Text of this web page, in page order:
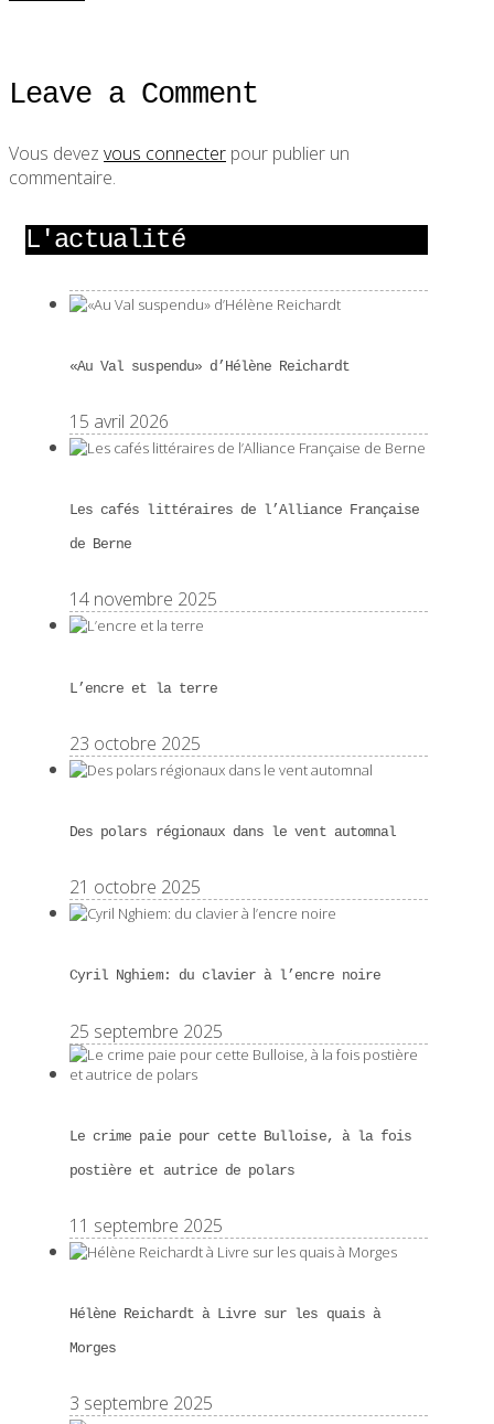
Leave a Comment
Vous devez vous connecter pour publier un
commentaire.
L'actualité
«Au Val suspendu» d’Hélène Reichardt
15 avril 2026
Les cafés littéraires de l’Alliance Française
de Berne
14 novembre 2025
L’encre et la terre
23 octobre 2025
Des polars régionaux dans le vent automnal
21 octobre 2025
Cyril Nghiem: du clavier à l’encre noire
25 septembre 2025
Le crime paie pour cette Bulloise, à la fois
postière et autrice de polars
11 septembre 2025
Hélène Reichardt à Livre sur les quais à
Morges
3 septembre 2025